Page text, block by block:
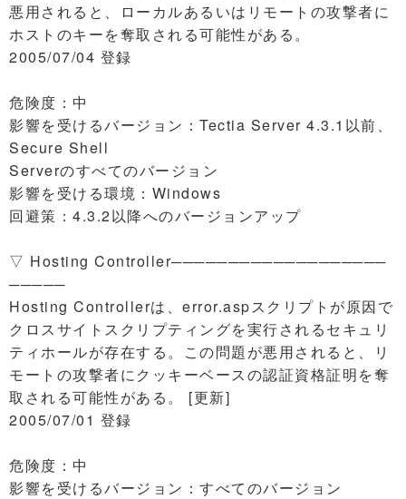
悪用されると、ローカルあるいはリモートの攻撃者に
ホストのキーを奪取される可能性がある。
2005/07/04 登録
危険度：中
影響を受けるバージョン：Tectia Server 4.3.1以前、
Secure Shell
Serverのすべてのバージョン
影響を受ける環境：Windows
回避策：4.3.2以降へのバージョンアップ
▽ Hosting Controller───────────────────
─────
Hosting Controllerは、error.aspスクリプトが原因で
クロスサイトスクリプティングを実行されるセキュリ
ティホールが存在する。この問題が悪用されると、リ
モートの攻撃者にクッキーベースの認証資格証明を奪
取される可能性がある。 [更新]
2005/07/01 登録
危険度：中
影響を受けるバージョン：すべてのバージョン